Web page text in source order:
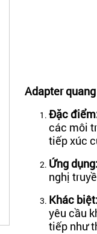
Adapter
Đặc
các môi
tiếp xúc
Ứng dụng:
nghị
Khác biệt:
yêu cầu
tiếp như